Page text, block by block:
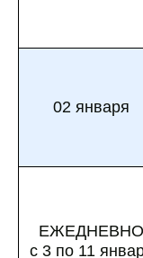
02 января
ЕЖЕДНЕВНО
с 3 по 11